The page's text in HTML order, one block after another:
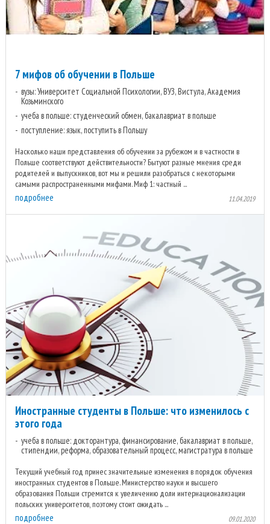
7 мифов об обучении в Польше
вузы: Университет Социальной Психологии, ВУЗ, Вистула, Академия
Козьминского
учеба в польше: студенческий обмен, бакалавриат в польше
поступление: язык, поступить в Польшу
Насколько наши представления об обучении за рубежом и в частности в
Польше соответствуют действительности? Бытуют разные мнения среди
родителей и выпускников, вот мы и решили разобраться с некоторыми
самыми распространенными мифами. Миф 1: частный ...
подробнее 11.04.2019
Иностранные студенты в Польше: что изменилось с
этого года
учеба в польше: докторантура, финансирование, бакалавриат в польше,
стипендии, реформа, образовательный процесс, магистратура в польше
Текущий учебный год принес значительные изменения в порядок обучения
иностранных студентов в Польше. Министерство науки и высшего
образования Польши стремится к увеличению доли интернационализации
польских университетов, поэтому стоит ожидать ...
подробнее 09.01.2020